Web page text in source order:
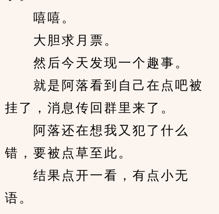
嘻嘻。
大胆求月票。
然后今天发现一个趣事。
就是阿落看到自己在点吧被
挂了，消息传回群里来了。
阿落还在想我又犯了什么
错，要被点草至此。
结果点开一看，有点小无
语。